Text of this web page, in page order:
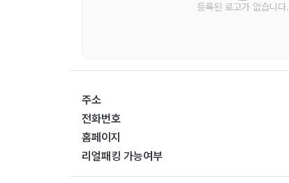
등록된 로고가 없습니다.
주소
전화번호
홈페이지
리얼패킹 가능여부